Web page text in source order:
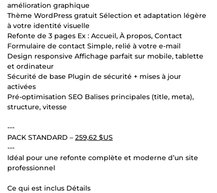
amélioration graphique
Thème WordPress gratuit Sélection et adaptation légère
à votre identité visuelle
Refonte de 3 pages Ex : Accueil, À propos, Contact
Formulaire de contact Simple, relié à votre e-mail
Design responsive Affichage parfait sur mobile, tablette
et ordinateur
Sécurité de base Plugin de sécurité + mises à jour
activées
Pré-optimisation SEO Balises principales (title, meta),
structure, vitesse
---
PACK STANDARD – 259,62 $US
---
Idéal pour une refonte complète et moderne d’un site
professionnel
Ce qui est inclus Détails